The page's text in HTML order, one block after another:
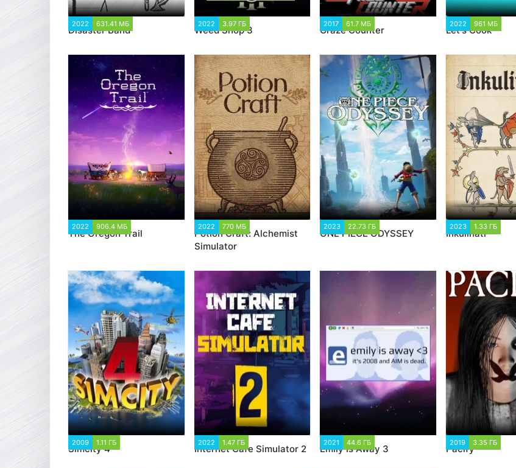
2022 631.41 МБ
Disaster Band
2022 3.97 ГБ
Weed Shop 3
2017 61.7 МБ
Graze Counter
2022 961 МБ
Let's Cook
2022 906.4 МБ
The Oregon Trail
2022 770 МБ
Potion Craft: Alchemist
Simulator
2023 22.73 ГБ
ONE PIECE ODYSSEY
2023 1.33 ГБ
Inkulinati
2009 1.11 ГБ
Simcity 4
2022 1.47 ГБ
Internet Cafe Simulator 2
2021 44.6 ГБ
Emily is Away 3
2019 3.35 ГБ
Pacify